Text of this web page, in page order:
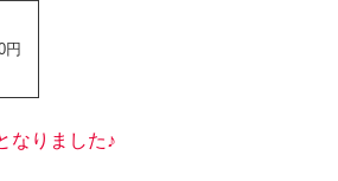
円
なりました♪